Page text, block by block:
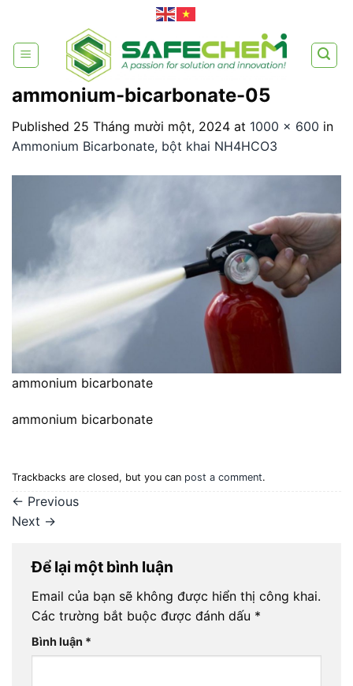
content
ammonium-bicarbonate-05
Published 25 Tháng mười một, 2024 at 1000 × 600 in
Ammonium Bicarbonate, bột khai NH4HCO3
ammonium bicarbonate
ammonium bicarbonate
Trackbacks are closed, but you can post a comment.
← Previous
Next →
Để lại một bình luận
Email của bạn sẽ không được hiển thị công khai.
Các trường bắt buộc được đánh dấu *
Bình luận *